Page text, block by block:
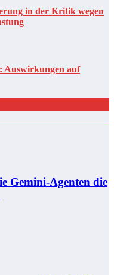
in der Kritik wegen
Auswirkungen auf
Gemini-Agenten die